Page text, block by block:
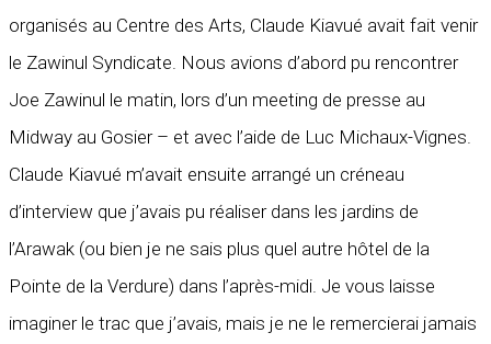
organisés au Centre des Arts, Claude Kiavué avait fait venir
le Zawinul Syndicate. Nous avions d’abord pu rencontrer
Joe Zawinul le matin, lors d’un meeting de presse au
Midway au Gosier – et avec l’aide de Luc Michaux-Vignes.
Claude Kiavué m’avait ensuite arrangé un créneau
d’interview que j’avais pu réaliser dans les jardins de
l’Arawak (ou bien je ne sais plus quel autre hôtel de la
Pointe de la Verdure) dans l’après-midi. Je vous laisse
imaginer le trac que j’avais, mais je ne le remercierai jamais